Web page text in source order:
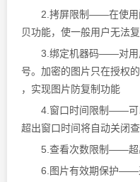
2.拷屏限制——在使用阅
贝功能，使一般用户无法复
3.绑定机器码——对用户
号。加密的图片只在授权
，实现图片防复制功能
4.窗口时间限制——可以
超出窗口时间将自动关闭
5.查看次数限制——超出
6.图片有效期保护——采